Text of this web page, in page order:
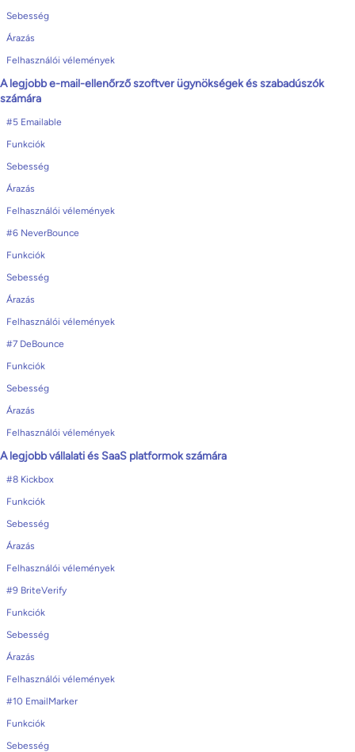
Sebesség
Árazás
Felhasználói vélemények
A legjobb e-mail-ellenőrző szoftver ügynökségek és szabadúszók
számára
#5 Emailable
Funkciók
Sebesség
Árazás
Felhasználói vélemények
#6 NeverBounce
Funkciók
Sebesség
Árazás
Felhasználói vélemények
#7 DeBounce
Funkciók
Sebesség
Árazás
Felhasználói vélemények
A legjobb vállalati és SaaS platformok számára
#8 Kickbox
Funkciók
Sebesség
Árazás
Felhasználói vélemények
#9 BriteVerify
Funkciók
Sebesség
Árazás
Felhasználói vélemények
#10 EmailMarker
Funkciók
Sebesség